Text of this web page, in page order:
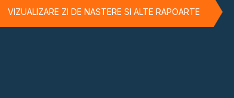
VIZUALIZARE ZI DE NASTERE SI ALTE RAPOARTE